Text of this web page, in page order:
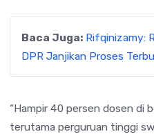
Baca Juga: Rifqinizamy:
DPR Janjikan Proses
“Hampir 40 persen dosen di
terutama perguruan tinggi